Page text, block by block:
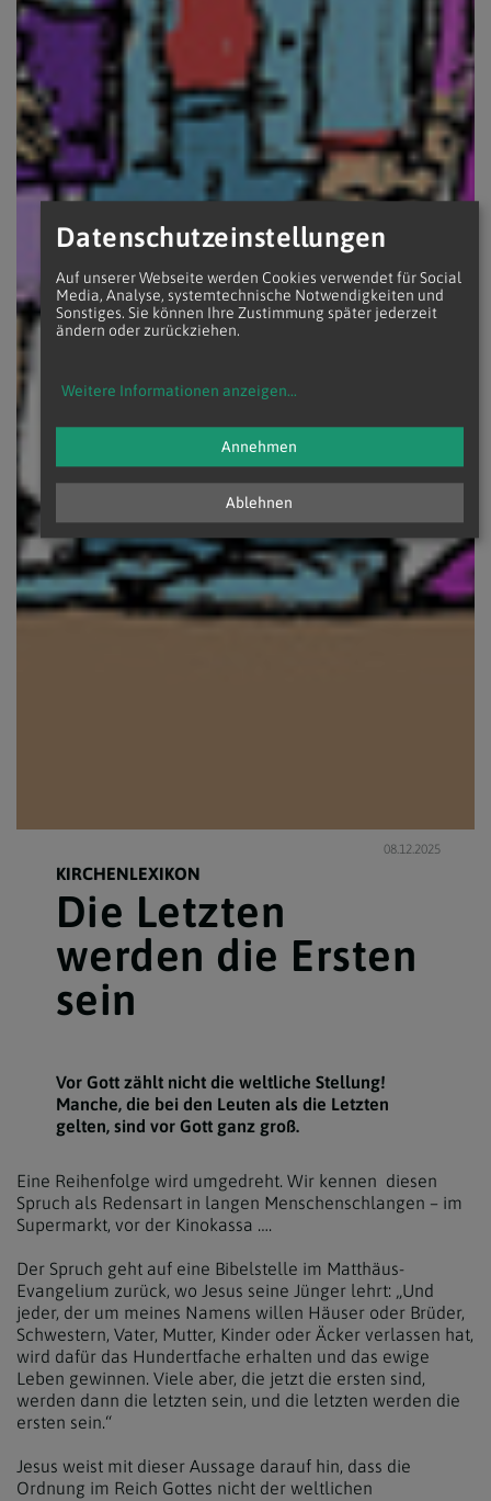
08.12.2025
KIRCHENLEXIKON
Die Letzten
werden die Ersten
sein
Vor Gott zählt nicht die weltliche Stellung!
Manche, die bei den Leuten als die Letzten
gelten, sind vor Gott ganz groß.
Eine Reihenfolge wird umgedreht. Wir kennen diesen
Spruch als Redensart in langen Menschenschlangen – im
Supermarkt, vor der Kinokassa ….
Der Spruch geht auf eine Bibelstelle im Matthäus-
Evangelium zurück, wo Jesus seine Jünger lehrt: „Und
jeder, der um meines Namens willen Häuser oder Brüder,
Schwestern, Vater, Mutter, Kinder oder Äcker verlassen hat,
wird dafür das Hundertfache erhalten und das ewige
Leben gewinnen. Viele aber, die jetzt die ersten sind,
werden dann die letzten sein, und die letzten werden die
ersten sein.“
Jesus weist mit dieser Aussage darauf hin, dass die
Ordnung im Reich Gottes nicht der weltlichen
Datenschutzeinstellungen
Auf unserer Webseite werden Cookies verwendet für Social
Media, Analyse, systemtechnische Notwendigkeiten und
Sonstiges. Sie können Ihre Zustimmung später jederzeit
ändern oder zurückziehen.
Weitere Informationen anzeigen...
Ablehnen
Annehmen